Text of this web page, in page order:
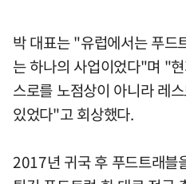
박 대표는 "유럽에서는 푸드
는 하나의 사업이었다"며 "
스로를 노점상이 아니라 레
있었다"고 회상했다.
2017년 귀국 후 푸드트래블